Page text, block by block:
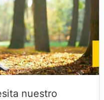
nuestro